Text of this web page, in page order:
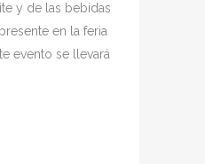
y de las bebidas
en la feria
evento se llevará